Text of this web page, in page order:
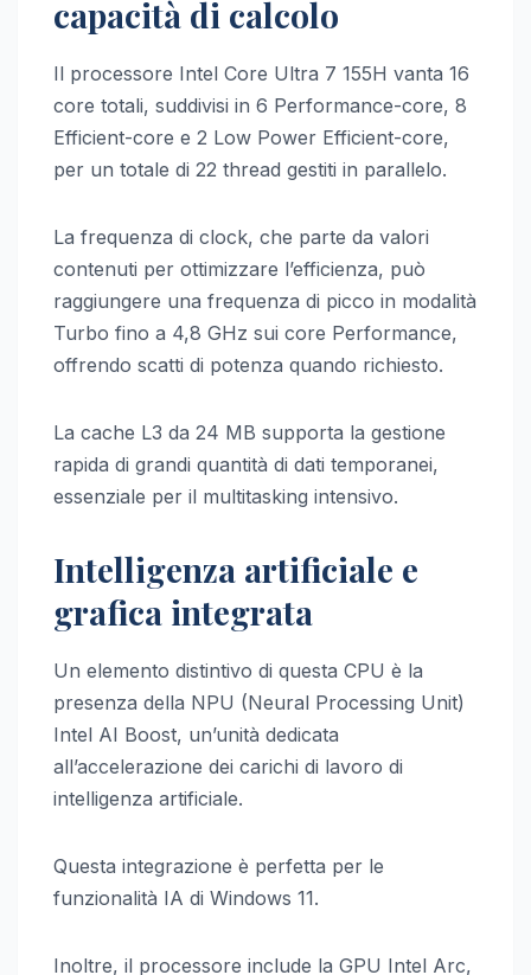
capacità di calcolo
Il processore Intel Core Ultra 7 155H vanta 16
core totali, suddivisi in 6 Performance-core, 8
Efficient-core e 2 Low Power Efficient-core,
per un totale di 22 thread gestiti in parallelo.
La frequenza di clock, che parte da valori
contenuti per ottimizzare l’efficienza, può
raggiungere una frequenza di picco in modalità
Turbo fino a 4,8 GHz sui core Performance,
offrendo scatti di potenza quando richiesto.
La cache L3 da 24 MB supporta la gestione
rapida di grandi quantità di dati temporanei,
essenziale per il multitasking intensivo.
Intelligenza artificiale e
grafica integrata
Un elemento distintivo di questa CPU è la
presenza della NPU (Neural Processing Unit)
Intel AI Boost, un’unità dedicata
all’accelerazione dei carichi di lavoro di
intelligenza artificiale.
Questa integrazione è perfetta per le
funzionalità IA di Windows 11.
Inoltre, il processore include la GPU Intel Arc,